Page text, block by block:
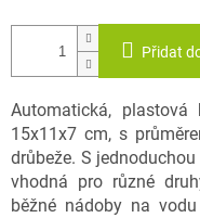
Přidat
Automatická, plastová
15x11x7 cm, s
drůbeže. S
vhodná pro různé
běžné nádoby na